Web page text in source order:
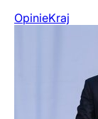
OpinieKraj